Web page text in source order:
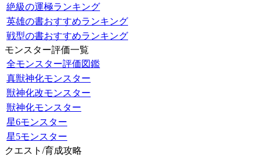
絶級の運極ランキング
英雄の書おすすめランキング
戦型の書おすすめランキング
モンスター評価一覧
全モンスター評価図鑑
真獣神化モンスター
獣神化改モンスター
獣神化モンスター
星6モンスター
星5モンスター
クエスト/育成攻略